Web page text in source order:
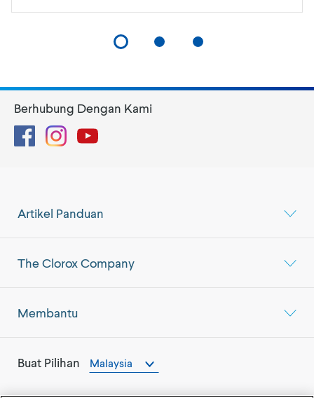
Artikel Panduan
The Clorox Company
Membantu
Buat Pilihan Malaysia
Berhubung Dengan Kami
FacebookInstagramYouTube